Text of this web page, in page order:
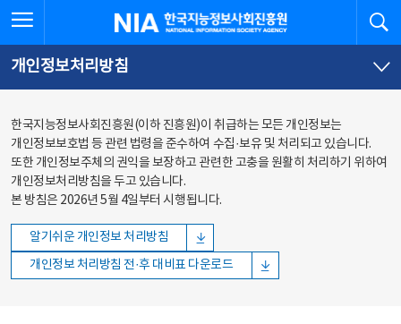
바로가기
바로가기
한국지능정보사회진흥원
개인정보처리방침
한국지능정보사회진흥원(이하 진흥원)이 취급하는 모든 개인정보는
개인정보보호법 등 관련 법령을 준수하여 수집·보유 및 처리되고 있습니다.
또한 개인정보주체의 권익을 보장하고 관련한 고충을 원활히 처리하기 위하여
개인정보처리방침을 두고 있습니다.
본 방침은 2026년 5월 4일부터 시행됩니다.
알기쉬운 개인정보 처리방침
개인정보 처리방침 전·후 대비표 다운로드